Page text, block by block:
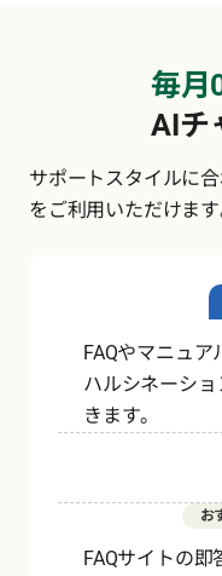
毎月
AIチ
サポートスタイルに合
をご利用いただけます
FAQやマニュア
ハルシネーシ
きます。
お
FAQサイトの